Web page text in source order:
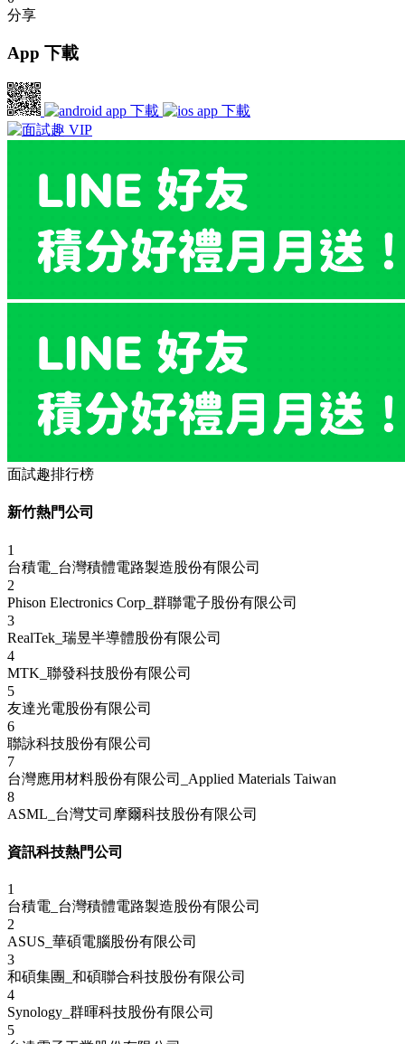
分享
App 下載
面試趣排行榜
新竹熱門公司
1
台積電_台灣積體電路製造股份有限公司
2
Phison Electronics Corp_群聯電子股份有限公司
3
RealTek_瑞昱半導體股份有限公司
4
MTK_聯發科技股份有限公司
5
友達光電股份有限公司
6
聯詠科技股份有限公司
7
台灣應用材料股份有限公司_Applied Materials Taiwan
8
ASML_台灣艾司摩爾科技股份有限公司
資訊科技熱門公司
1
台積電_台灣積體電路製造股份有限公司
2
ASUS_華碩電腦股份有限公司
3
和碩集團_和碩聯合科技股份有限公司
4
Synology_群暉科技股份有限公司
5